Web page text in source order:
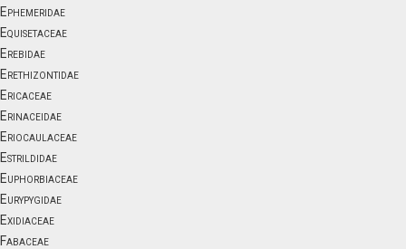
Ephemeridae
Equisetaceae
Erebidae
Erethizontidae
Ericaceae
Erinaceidae
Eriocaulaceae
Estrildidae
Euphorbiaceae
Eurypygidae
Exidiaceae
Fabaceae